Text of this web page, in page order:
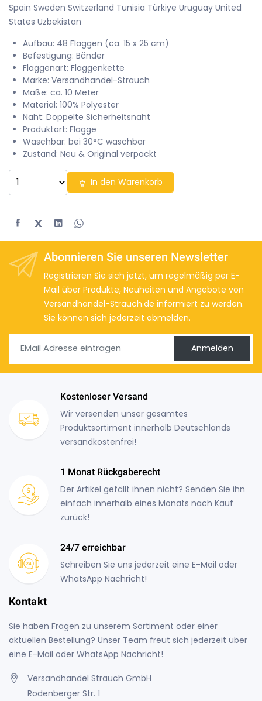
Spain Sweden Switzerland Tunisia Türkiye Uruguay United
States Uzbekistan
Aufbau: 48 Flaggen (ca. 15 x 25 cm)
Befestigung: Bänder
Flaggenart: Flaggenkette
Marke: Versandhandel-Strauch
Maße: ca. 10 Meter
Material: 100% Polyester
Naht: Doppelte Sicherheitsnaht
Produktart: Flagge
Waschbar: bei 30°C waschbar
Zustand: Neu & Original verpackt
In den Warenkorb
X
Abonnieren Sie unseren Newsletter
Registrieren Sie sich jetzt, um regelmäßig per E-
Mail über Produkte, Neuheiten und Angebote von
Versandhandel-Strauch.de informiert zu werden.
Sie können sich jederzeit abmelden.
Anmelden
Kostenloser Versand
Wir versenden unser gesamtes
Produktsortiment innerhalb Deutschlands
versandkostenfrei!
1 Monat Rückgaberecht
Der Artikel gefällt ihnen nicht? Senden Sie ihn
einfach innerhalb eines Monats nach Kauf
zurück!
24/7 erreichbar
Schreiben Sie uns jederzeit eine E-Mail oder
WhatsApp Nachricht!
Kontakt
Sie haben Fragen zu unserem Sortiment oder einer
aktuellen Bestellung? Unser Team freut sich jederzeit über
eine E-Mail oder WhatsApp Nachricht!
Versandhandel Strauch GmbH
Rodenberger Str. 1